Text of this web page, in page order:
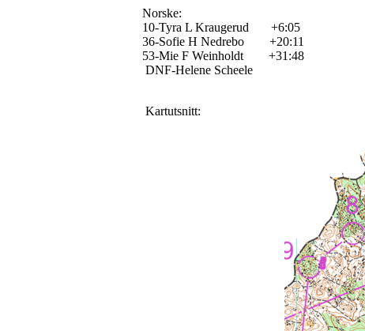
Norske:
10-Tyra L Kraugerud +6:05
36-Sofie H Nedrebo +20:11
53-Mie F Weinholdt +31:48
DNF-Helene Scheele
Kartutsnitt: